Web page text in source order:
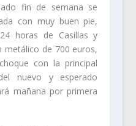
fin de semana se
con muy buen pie,
horas de Casillas y
metálico de 700 euros,
con la principal
nuevo y esperado
mañana por primera